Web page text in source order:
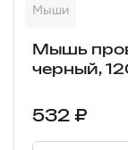
Мыши
Мышь
черный,
532 ₽